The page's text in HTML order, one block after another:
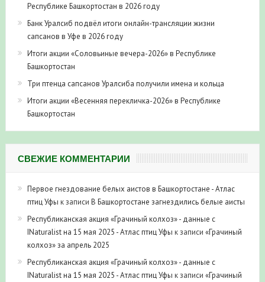
Республике Башкортостан в 2026 году
Банк Уралсиб подвёл итоги онлайн-трансляции жизни
сапсанов в Уфе в 2026 году
Итоги акции «Соловьиные вечера-2026» в Республике
Башкортостан
Три птенца сапсанов Уралсиба получили имена и кольца
Итоги акции «Весенняя перекличка-2026» в Республике
Башкортостан
СВЕЖИЕ КОММЕНТАРИИ
Первое гнездование белых аистов в Башкортостане - Атлас
птиц Уфы к записи В Башкортостане загнездились белые аисты
Республиканская акция «Грачиный колхоз» - данные с
INaturalist на 15 мая 2025 - Атлас птиц Уфы к записи «Грачиный
колхоз» за апрель 2025
Республиканская акция «Грачиный колхоз» - данные с
INaturalist на 15 мая 2025 - Атлас птиц Уфы к записи «Грачиный